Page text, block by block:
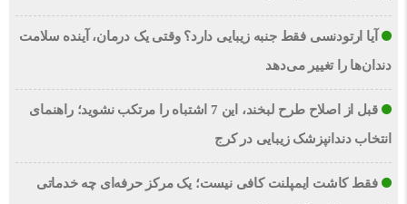
آیا ارتودنسی فقط جنبه زیبایی دارد؟ وقتی یک درمان، آینده سلامت
دندان‌ها را تغییر می‌دهد
قبل از اصلاح طرح لبخند، این 7 اشتباه را مرتکب نشوید؛ راهنمای
انتخاب دندانپزشک زیبایی در کرج
فقط کاشت ایمپلنت کافی نیست؛ یک مرکز حرفه‌ای چه خدماتی